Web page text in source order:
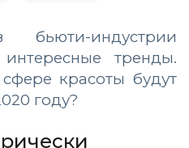
индустрии
тренды.
красоты будут
году?